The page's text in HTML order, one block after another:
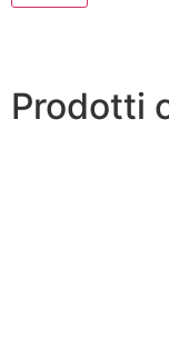
Prodotti